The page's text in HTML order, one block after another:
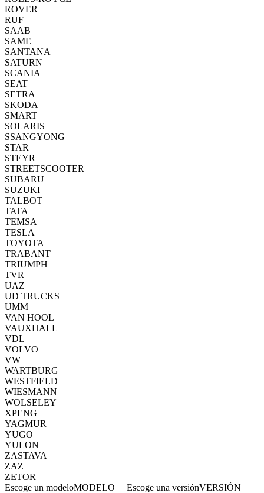
ROVER
RUF
SAAB
SAME
SANTANA
SATURN
SCANIA
SEAT
SETRA
SKODA
SMART
SOLARIS
SSANGYONG
STAR
STEYR
STREETSCOOTER
SUBARU
SUZUKI
TALBOT
TATA
TEMSA
TESLA
TOYOTA
TRABANT
TRIUMPH
TVR
UAZ
UD TRUCKS
UMM
VAN HOOL
VAUXHALL
VDL
VOLVO
VW
WARTBURG
WESTFIELD
WIESMANN
WOLSELEY
XPENG
YAGMUR
YUGO
YULON
ZASTAVA
ZAZ
ZETOR
Escoge un modeloMODELO Escoge una versiónVERSIÓN